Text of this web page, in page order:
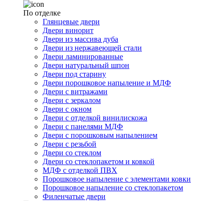
По отделке
Глянцевые двери
Двери винорит
Двери из массива дуба
Двери из нержавеющей стали
Двери ламинированные
Двери натуральный шпон
Двери под старину
Двери порошковое напыление и МДФ
Двери с витражами
Двери с зеркалом
Двери с окном
Двери с отделкой винилискожа
Двери с панелями МДФ
Двери с порошковым напылением
Двери с резьбой
Двери со стеклом
Двери со стеклопакетом и ковкой
МДФ с отделкой ПВХ
Порошковое напыление с элементами ковки
Порошковое напыление со стеклопакетом
Филенчатые двери